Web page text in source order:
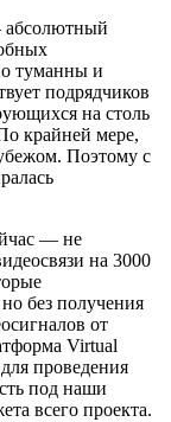
абсолютный
туманны и
подрядчиков
на столь
крайней мере,
Поэтому с
— не
на 3000
без получения
от
Virtual
проведения
под наши
всего проекта.